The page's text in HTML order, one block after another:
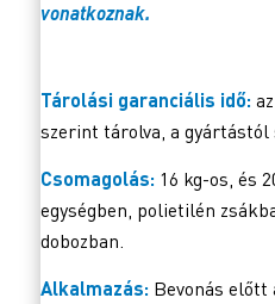
vonatkoznak.
Tárolási garanciális idő:
szerint tárolva, a gyártástól
Csomagolás: 16 kg-os, és
egységben, polietilén
dobozban.
Alkalmazás: Bevonás